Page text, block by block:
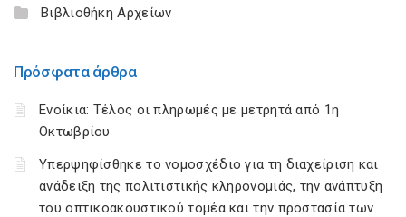
Βιβλιοθήκη Αρχείων
Πρόσφατα άρθρα
Ενοίκια: Τέλος οι πληρωμές με μετρητά από 1η
Οκτωβρίου
Υπερψηφίσθηκε το νομοσχέδιο για τη διαχείριση και
ανάδειξη της πολιτιστικής κληρονομιάς, την ανάπτυξη
του οπτικοακουστικού τομέα και την προστασία των